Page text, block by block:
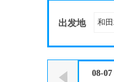
出发地
08-07